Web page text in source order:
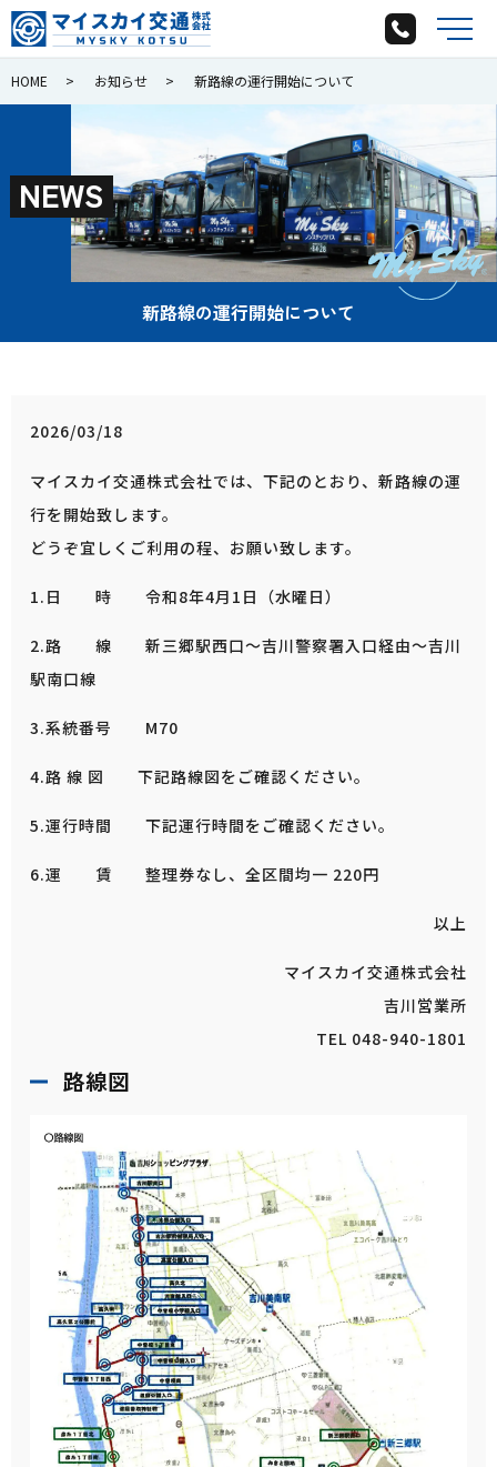
メ
HOME お知らせ 新路線の運行開始について
NEWS
新路線の運行開始について
2026/03/18
マイスカイ交通株式会社では、下記のとおり、新路線の運
行を開始致します。
どうぞ宜しくご利用の程、お願い致します。
1.日 時 令和8年4月1日（水曜日）
2.路 線 新三郷駅西口～吉川警察署入口経由～吉川
駅南口線
3.系統番号 M70
4.路 線 図 下記路線図をご確認ください。
5.運行時間 下記運行時間をご確認ください。
6.運 賃 整理券なし、全区間均一 220円
以上
マイスカイ交通株式会社
吉川営業所
TEL 048-940-1801
路線図